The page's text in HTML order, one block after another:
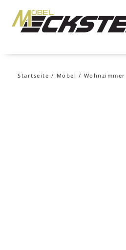
Startseite Möbel Wohnzimmer